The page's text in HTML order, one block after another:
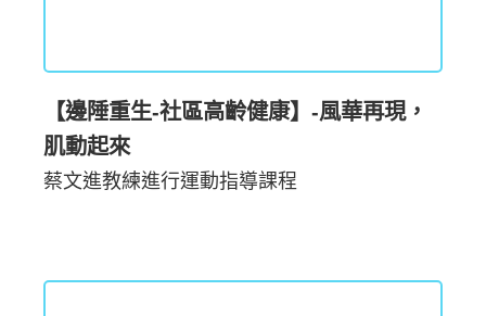
【邊陲重生-社區高齡健康】-風華再現，
肌動起來
蔡文進教練進行運動指導課程